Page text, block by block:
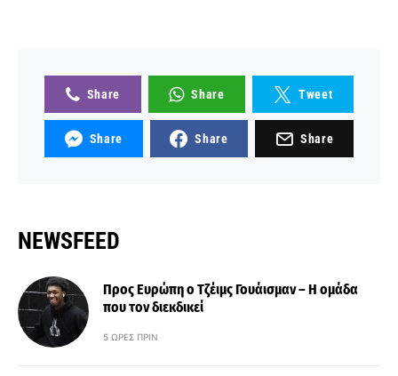
Share Share Tweet
Share Share Share
NEWSFEED
Προς Ευρώπη ο Τζέιμς Γουάισμαν – Η ομάδα
που τον διεκδικεί
5 ΏΡΕΣ ΠΡΙΝ